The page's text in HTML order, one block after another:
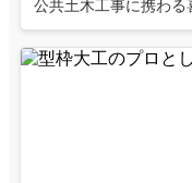
公共土木工事に携わる